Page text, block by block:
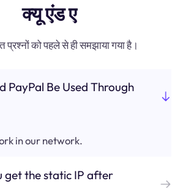
क्यू एंड ए
प्रश्नों को पहले से ही समझाया गया है।
PayPal Be Used Through
in our network.
get the static IP after